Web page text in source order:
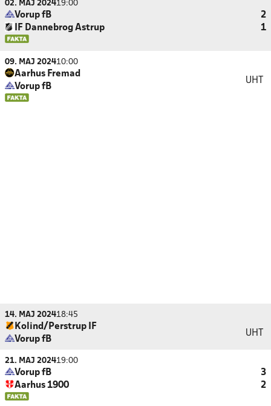
02. MAJ 202419:00
Vorup fB
2
IF Dannebrog Astrup
1
09. MAJ 202410:00
Aarhus Fremad
Vorup fB
UHT
14. MAJ 202418:45
Kolind/Perstrup IF
Vorup fB
UHT
21. MAJ 202419:00
Vorup fB
3
Aarhus 1900
2